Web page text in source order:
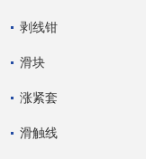
剥线钳
滑块
涨紧套
滑触线